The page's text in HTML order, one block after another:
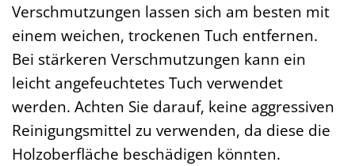
Verschmutzungen lassen sich am besten mit
einem weichen, trockenen Tuch entfernen.
Bei stärkeren Verschmutzungen kann ein
leicht angefeuchtetes Tuch verwendet
werden. Achten Sie darauf, keine aggressiven
Reinigungsmittel zu verwenden, da diese die
Holzoberfläche beschädigen könnten.